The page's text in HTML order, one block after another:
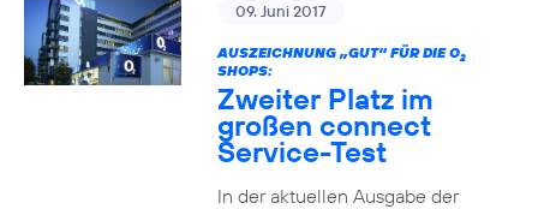
09. Juni 2017
AUSZEICHNUNG „GUT“ FÜR DIE O2
SHOPS:
Zweiter Platz im
großen connect
Service-Test
In der aktuellen Ausgabe der